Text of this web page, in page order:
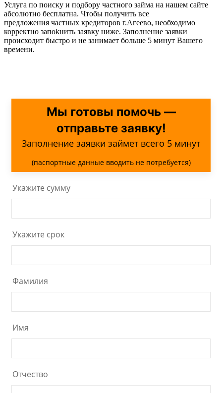
Услуга по поиску и подбору частного займа на нашем сайте
абсолютно бесплатна. Чтобы получить все
предложения частных кредиторов г.Агеево, необходимо
корректно запоkнить заявку ниже. Заполнение заявки
происходит быстро и не занимает больше 5 минут Вашего
времени.